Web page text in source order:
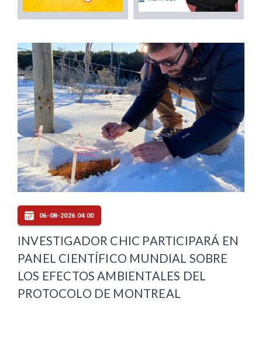
06-08-2026 04:00
INVESTIGADOR CHIC PARTICIPARÁ EN
PANEL CIENTÍFICO MUNDIAL SOBRE
LOS EFECTOS AMBIENTALES DEL
PROTOCOLO DE MONTREAL